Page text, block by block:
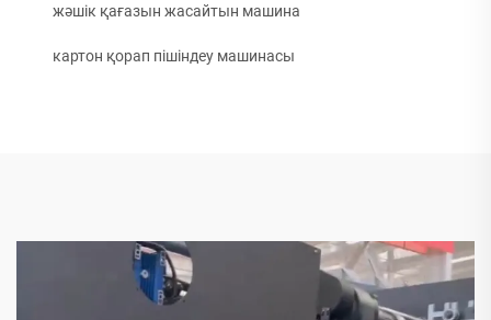
жәшік қағазын жасайтын машина
картон қорап пішіндеу машинасы